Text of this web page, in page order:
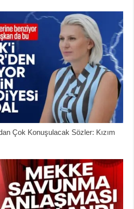
Çok Konuşulacak Sözler: Kızım